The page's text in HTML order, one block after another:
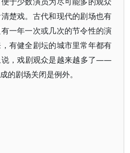
楚戏。古代和现代的剧场也有
一年一次或几次的节令性的演
有健全剧坛的城市里常年都有
说，戏剧观众是越来越多了——
的剧场关闭是例外。